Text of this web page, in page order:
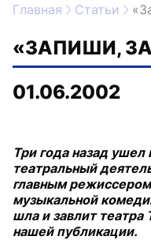
Главная Статьи
«ЗАПИШИ,
01.06.2002
Три года назад
театральный
главным
музыкальной
шла и завлит театра
нашей публикации.